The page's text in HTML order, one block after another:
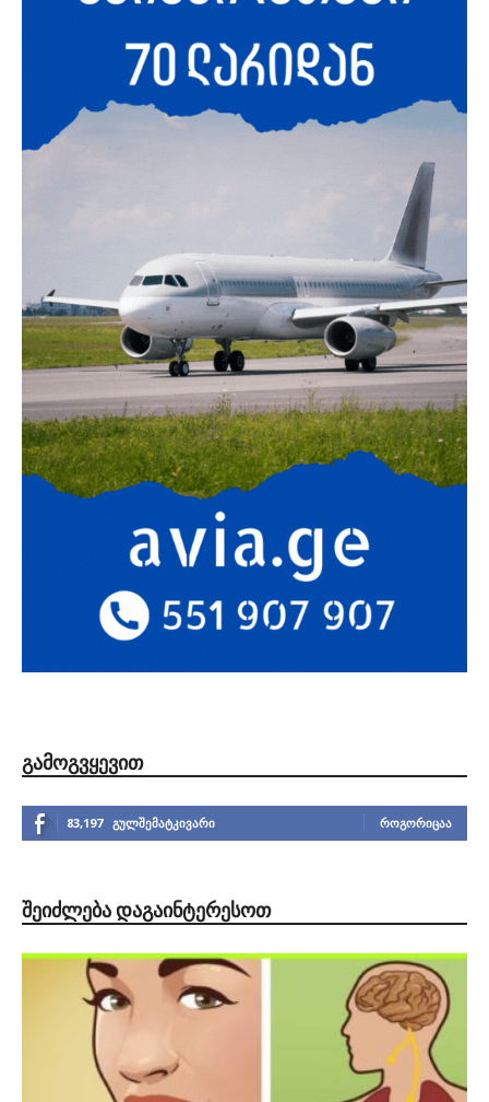
ᲒᲐᲛᲝᲒᲕᲧᲔᲕᲘᲗ
83,197 გულშემატკივარი ᲠᲝᲒᲝᲠᲘᲪᲐᲐ
ᲨᲔᲘᲫᲚᲔᲑᲐ ᲓᲐᲒᲐᲘᲜᲢᲔᲠᲔᲡᲝᲗ